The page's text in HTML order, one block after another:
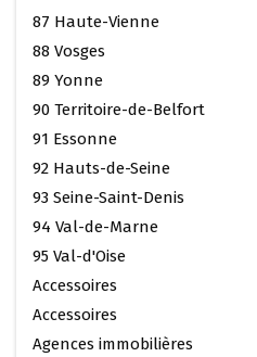
87 Haute-Vienne
88 Vosges
89 Yonne
90 Territoire-de-Belfort
91 Essonne
92 Hauts-de-Seine
93 Seine-Saint-Denis
94 Val-de-Marne
95 Val-d'Oise
Accessoires
Accessoires
Agences immobilières